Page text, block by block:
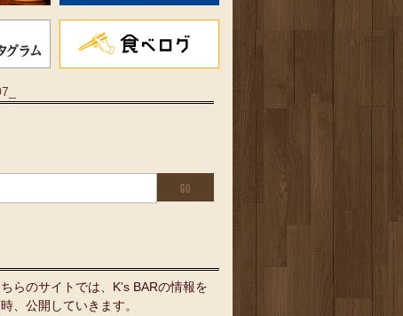
らのサイトでは、K’s BARの情報を
、公開していきます。